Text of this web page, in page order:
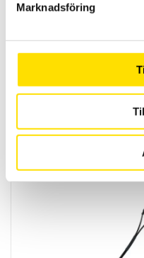
Marknadsföring
Reläer från
AMRA är en av de ledande
till fast- och